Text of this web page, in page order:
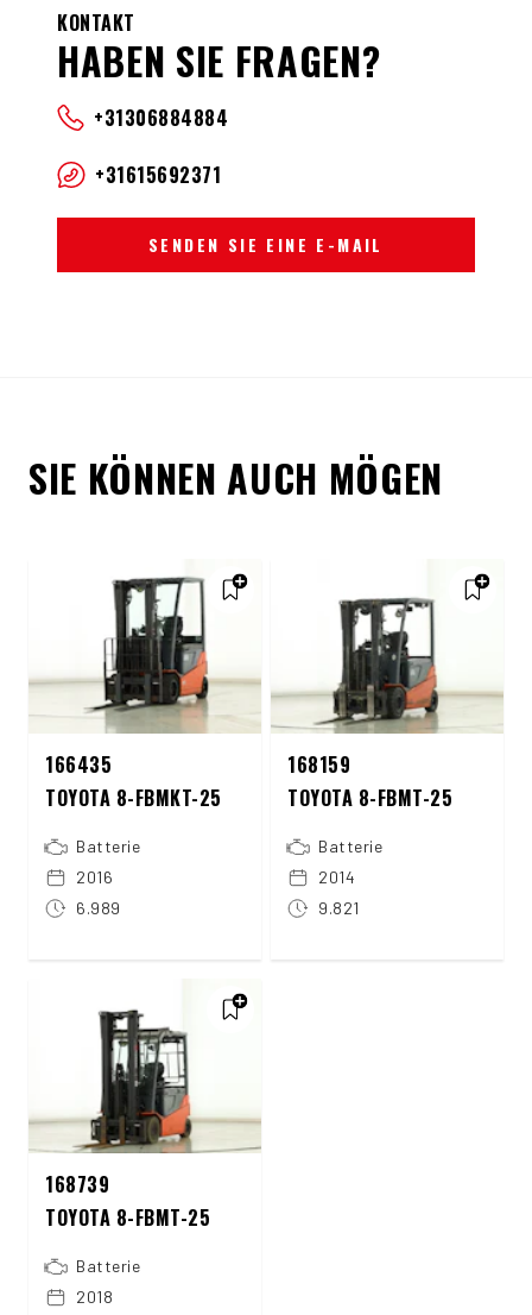
KONTAKT
HABEN SIE FRAGEN?
+31306884884
+31615692371
SENDEN SIE EINE E-MAIL
SIE KÖNNEN AUCH MÖGEN
166435
TOYOTA 8-FBMKT-25
Batterie
2016
6.989
168159
TOYOTA 8-FBMT-25
Batterie
2014
9.821
168739
TOYOTA 8-FBMT-25
Batterie
2018